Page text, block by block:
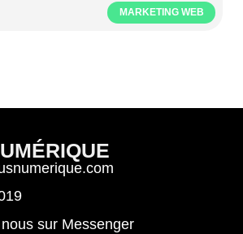
MARKETING WEB
sur Messenger